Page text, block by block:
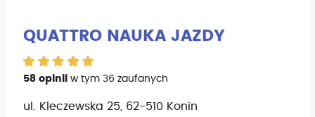
QUATTRO NAUKA JAZDY
58 opinii w tym 36 zaufanych
ul. Kleczewska 25, 62-510 Konin